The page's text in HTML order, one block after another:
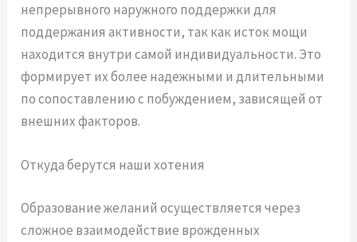
непрерывного наружного поддержки для
поддержания активности, так как исток мощи
находится внутри самой индивидуальности. Это
формирует их более надежными и длительными
по сопоставлению с побуждением, зависящей от
внешних факторов.
Откуда берутся наши хотения
Образование желаний осуществляется через
сложное взаимодействие врожденных